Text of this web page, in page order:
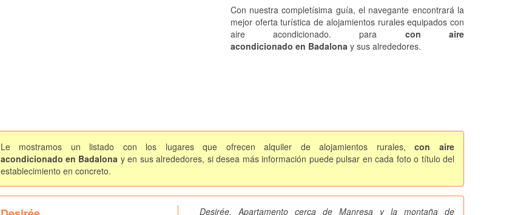
Con nuestra completísima guía, el navegante encontrará la
mejor oferta turística de alojamientos rurales equipados con
aire acondicionado. para con aire
acondicionado en Badalonay sus alrededores.
Le mostramos un listado con los lugares que ofrecen alquiler de alojamientos rurales,con aire
acondicionado en Badalona y en sus alrededores, si desea más información puede pulsar en cada foto o título del
establecimiento en concreto.
Desirée, Apartamento cerca de Manresa y la montaña de